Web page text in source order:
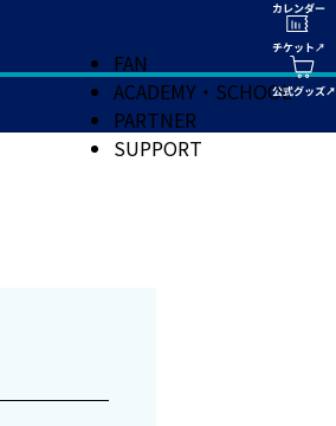
FAN
ACADEMY・SCHOOL
PARTNER
SUPPORT